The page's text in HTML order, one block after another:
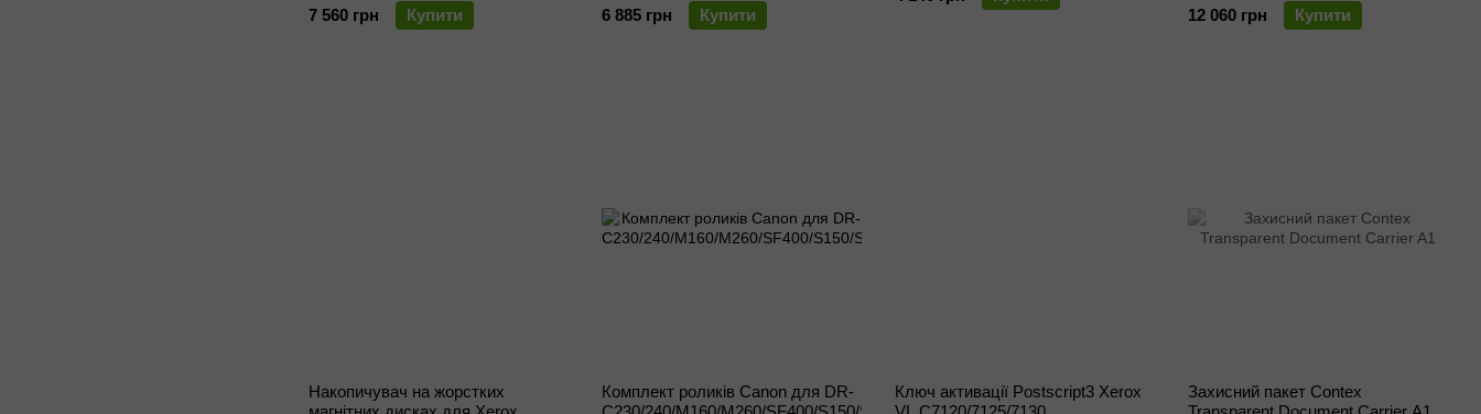
7 560 грн
Купити
6 885 грн
Купити
12 060 грн
Купити
Накопичувач на жорстких
Комплект роликів Canon для DR-
Ключ активації Postscript3 Xerox
Захисний пакет Contex